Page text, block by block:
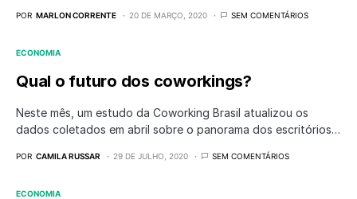
POR MARLON CORRENTE 20 DE MARÇO, 2020 SEM COMENTÁRIOS
ECONOMIA
Qual o futuro dos coworkings?
Neste mês, um estudo da Coworking Brasil atualizou os
dados coletados em abril sobre o panorama dos escritórios…
POR CAMILA RUSSAR 29 DE JULHO, 2020 SEM COMENTÁRIOS
ECONOMIA